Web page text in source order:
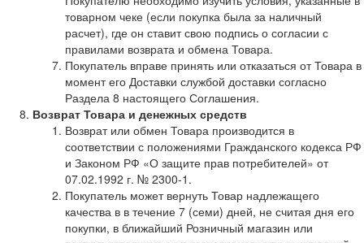
товарном чеке (если покупка была за наличный
расчет), где он ставит свою подпись о согласии с
правилами возврата и обмена Товара.
Покупатель вправе принять или отказаться от Товара в
момент его Доставки службой доставки согласно
Раздела 8 настоящего Соглашения.
Возврат Товара и денежных средств
Возврат или обмен Товара производится в
соответствии с положениями Гражданского кодекса РФ
и Законом РФ «О защите прав потребителей» от
07.02.1992 г. № 2300-1.
Покупатель может вернуть Товар надлежащего
качества в в течение 7 (семи) дней, не считая дня его
покупки, в ближайший Розничный магазин или